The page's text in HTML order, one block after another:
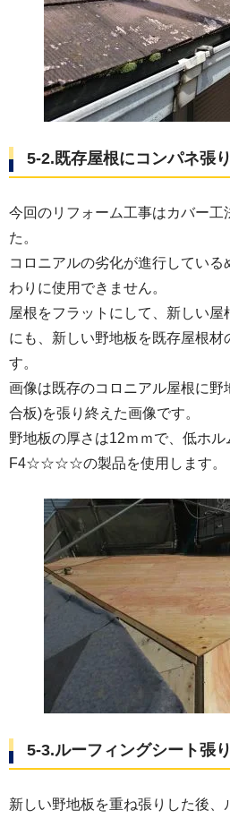
5-2.既存屋根にコンパネ張り
今回のリフォーム工事はカバー工
た。
コロニアルの劣化が進行してい
わりに使用できません。
屋根をフラットにして、新しい
にも、新しい野地板を既存屋根材
す。
画像は既存のコロニアル屋根に野
合板)を張り終えた画像です。
野地板の厚さは12ｍｍで、低ホ
F4☆☆☆☆の製品を使用します。
5-3.ルーフィングシート張り
新しい野地板を重ね張りした後